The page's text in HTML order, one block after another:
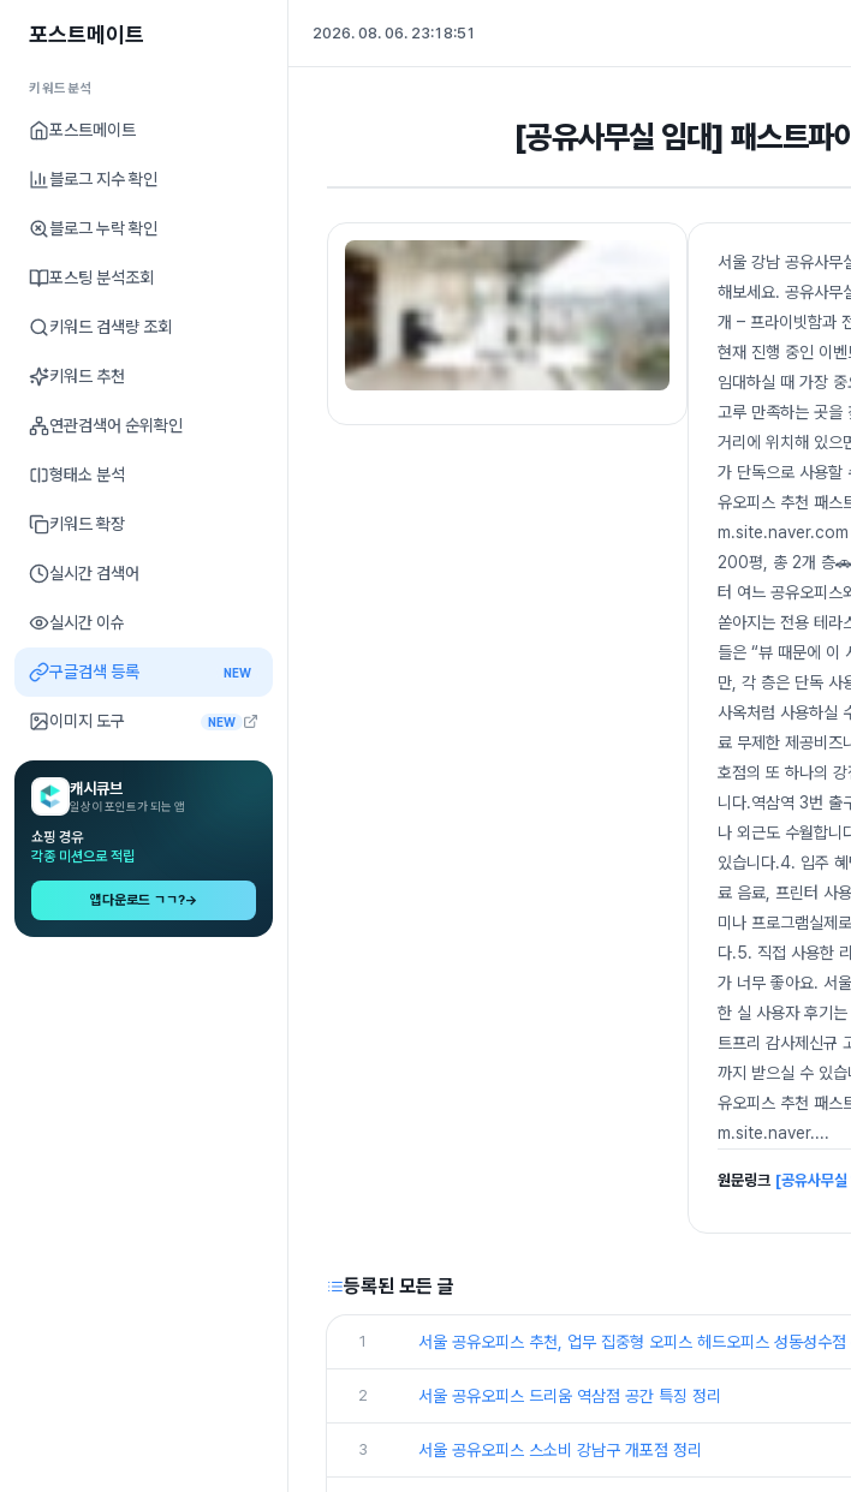
포스트메이트
키워드분석
포스트메이트
블로그 지수 확인
블로그 누락 확인
포스팅 분석조회
키워드 검색량 조회
키워드 추천
연관검색어 순위확인
형태소 분석
키워드 확장
실시간 검색어
실시간 이슈
구글검색 등록 NEW
이미지 도구 NEW
캐시큐브
일상이 포인트가 되는 앱
쇼핑 경유
각종 미션으로 적립
앱다운로드 ㄱㄱ?→
2026. 08. 06. 23:18:52
[공유사무실 임대] 패스트파
서울 강남 공유사무
해보세요. 공유사무
개 – 프라이빗함과
현재 진행 중인 이
임대하실 때 가장
고루 만족하는 곳을
거리에 위치해 있으
가 단독으로 사용할
유오피스 추천 패스
m.site.naver.com
200평, 총 2개 층
터 여느 공유오피스
쏟아지는 전용 테라
들은 “뷰 때문에 이
만, 각 층은 단독 사
사옥처럼 사용하실
료 무제한 제공비즈
호점의 또 하나의
니다.역삼역 3번 출
나 외근도 수월합니
있습니다.4. 입주
료 음료, 프린터 사
미나 프로그램실제
다.5. 직접 사용한
가 너무 좋아요. 서
한 실 사용자 후기
트프리 감사제신규
까지 받으실 수 있
유오피스 추천 패스
m.site.naver....
원문링크 [공유사무
등록된 모든 글
1 서울 공유오피스 추천, 업무 집중형 오피스 헤드오피스 성동성수점
2 서울 공유오피스 드리움 역삼점 공간 특징 정리
3 서울 공유오피스 스소비 강남구 개포점 정리